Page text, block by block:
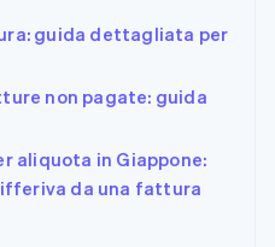
guida dettagliata per
non pagate: guida
aliquota in Giappone:
da una fattura